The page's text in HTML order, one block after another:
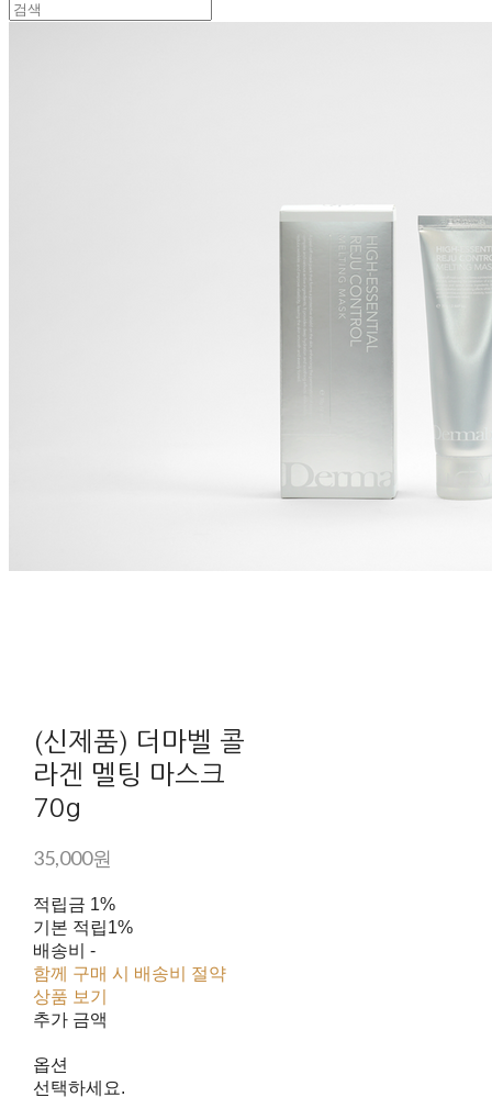
(신제품) 더마벨 콜
라겐 멜팅 마스크
70g
35,000원
적립금 1%
기본 적립1%
배송비 -
함께 구매 시 배송비 절약
상품 보기
추가 금액
옵션
선택하세요.